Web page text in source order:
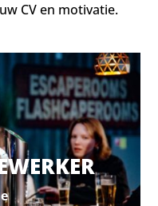
CV en motivatie.